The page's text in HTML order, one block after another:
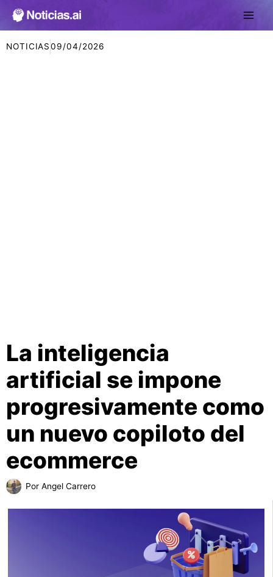
NOTICIAS 09/04/2026
La inteligencia
artificial se impone
progresivamente como
un nuevo copiloto del
ecommerce
Por Angel Carrero